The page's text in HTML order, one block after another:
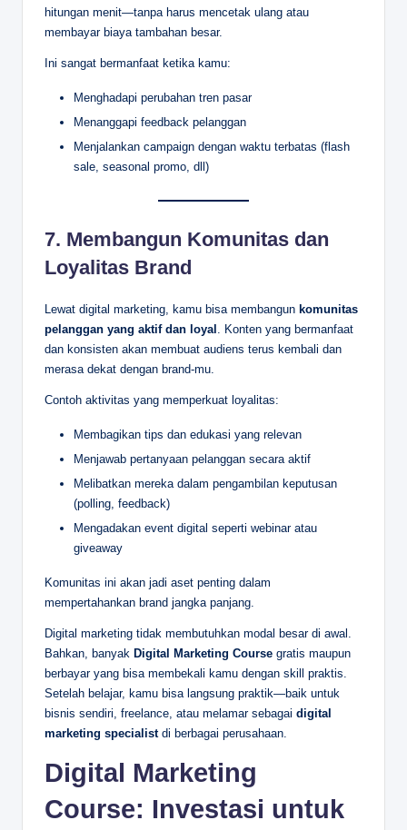
hitungan menit—tanpa harus mencetak ulang atau
membayar biaya tambahan besar.
Ini sangat bermanfaat ketika kamu:
Menghadapi perubahan tren pasar
Menanggapi feedback pelanggan
Menjalankan campaign dengan waktu terbatas (flash
sale, seasonal promo, dll)
7. Membangun Komunitas dan
Loyalitas Brand
Lewat digital marketing, kamu bisa membangun komunitas
pelanggan yang aktif dan loyal
. Konten yang bermanfaat
dan konsisten akan membuat audiens terus kembali dan
merasa dekat dengan brand-mu.
Contoh aktivitas yang memperkuat loyalitas:
Membagikan tips dan edukasi yang relevan
Menjawab pertanyaan pelanggan secara aktif
Melibatkan mereka dalam pengambilan keputusan
(polling, feedback)
Mengadakan event digital seperti webinar atau
giveaway
Komunitas ini akan jadi aset penting dalam
mempertahankan brand jangka panjang.
Digital marketing tidak membutuhkan modal besar di awal.
Bahkan, banyak Digital Marketing Course gratis maupun
berbayar yang bisa membekali kamu dengan skill praktis.
Setelah belajar, kamu bisa langsung praktik—baik untuk
bisnis sendiri, freelance, atau melamar sebagai digital
marketing specialistdi berbagai perusahaan.
Digital Marketing
Course: Investasi untuk